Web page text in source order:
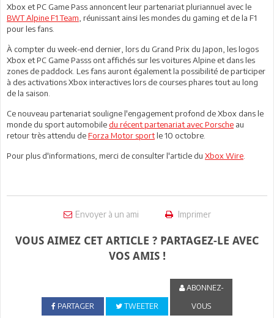
Xbox et PC Game Pass annoncent leur partenariat pluriannuel avec le
BWT Alpine F1 Team , réunissant ainsi les mondes du gaming et de la F1
pour les fans.
À compter du week-end dernier, lors du Grand Prix du Japon, les logos
Xbox et PC Game Passs ont affichés sur les voitures Alpine et dans les
zones de paddock. Les fans auront également la possibilité de participer
à des activations Xbox interactives lors de courses phares tout au long
de la saison.
Ce nouveau partenariat souligne l'engagement profond de Xbox dans le
monde du sport automobile du récent partenariat avec Porsche au
retour très attendu deForza Motor sportle 10 octobre.
Pour plus d'informations, merci de consulter l'article du Xbox Wire
Envoyer à un ami Imprimer
VOUS AIMEZ CET ARTICLE ? PARTAGEZ-LE AVEC
VOS AMIS !
PARTAGER TWEETER
ABONNEZ-
VOUS